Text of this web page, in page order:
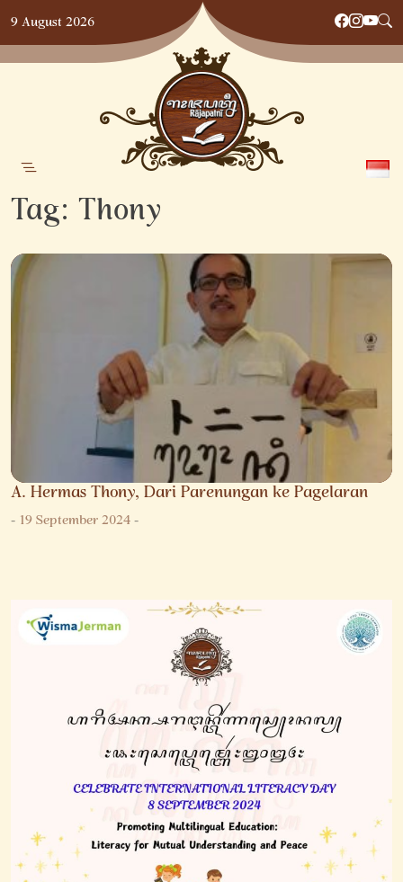
Skip
to
content
9 August 2026
Tag:Thony
A. Hermas Thony, Dari Parenungan ke Pagelaran
-19 September 2024-